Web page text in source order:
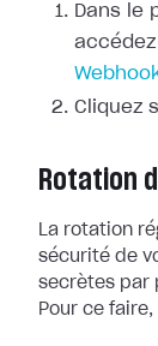
Dans le
Cliquez
Rotation
La rotation
sécurité de
secrètes par
Pour ce